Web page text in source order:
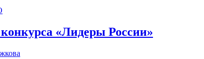
«Лидеры России»